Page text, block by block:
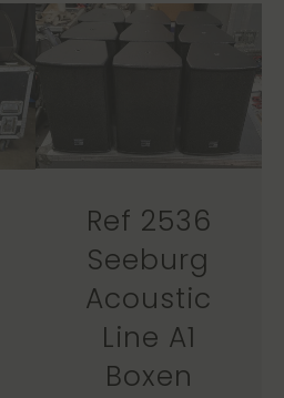
Ref 2536
Seeburg
Acoustic
Line A1
Boxen